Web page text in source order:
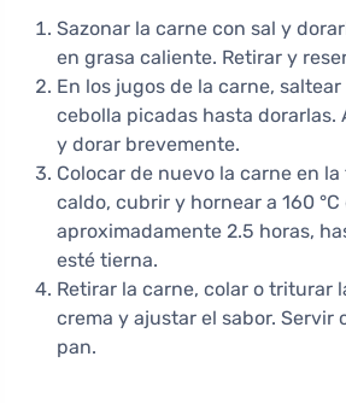
Sazonar la carne con sal y
en grasa caliente. Retirar y
En los jugos de la carne,
cebolla picadas hasta dorarlas.
y dorar brevemente.
Colocar de nuevo la carne en
caldo, cubrir y hornear a 160
aproximadamente 2.5 horas,
esté tierna.
Retirar la carne, colar o triturar
crema y ajustar el sabor. Servir
pan.